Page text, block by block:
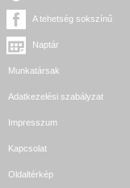
A tehetség sokszínű
Naptár
Munkatársak
Adatkezelési szabályzat
Impresszum
Kapcsolat
Oldaltérkép